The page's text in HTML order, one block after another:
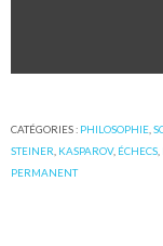
CATÉGORIES : PHILOSOPHIE ,
STEINER KASPAROV, ÉCHECS
PERMANENT